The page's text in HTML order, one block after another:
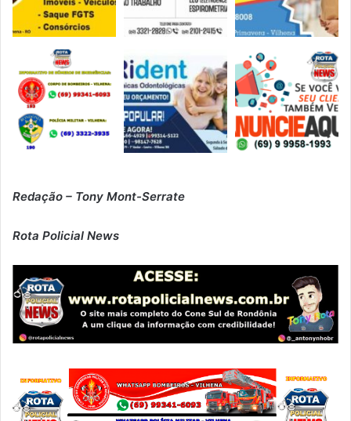
Redação – Tony Mont-Serrate
Rota Policial News